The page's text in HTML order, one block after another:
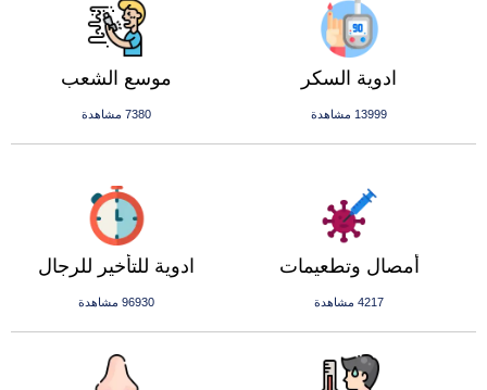
موسع الشعب
7380 مشاهدة
ادوية السكر
13999 مشاهدة
ادوية للتأخير للرجال
96930 مشاهدة
أمصال وتطعيمات
4217 مشاهدة